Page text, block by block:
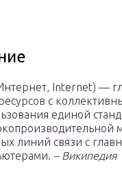
Internet) —
с
единой
линий связи с
– Википедия